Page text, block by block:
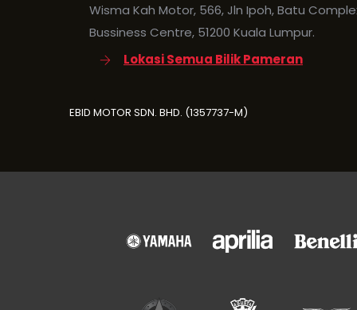
Wisma Kah Motor, 566, Jln Ipoh, Batu
Bussiness Centre, 51200 Kuala Lumpur.
Lokasi Semua Bilik Pameran
EBID MOTOR SDN. BHD. (1357737-M)